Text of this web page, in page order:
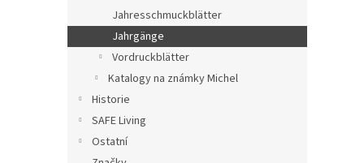
Jahresschmuckblätter
Jahrgänge
Vordruckblätter
Katalogy na známky Michel
Historie
SAFE Living
Ostatní